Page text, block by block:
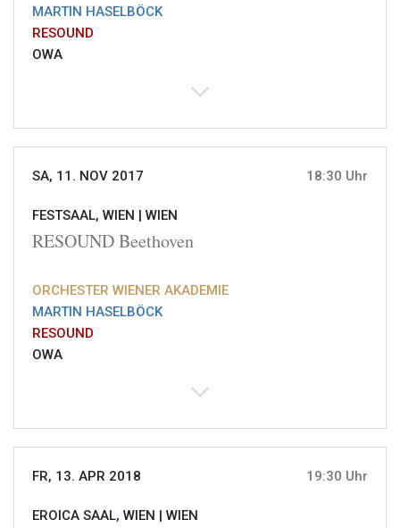
MARTIN HASELBÖCK
RESOUND
OWA
SA, 11. NOV 2017 18:30 Uhr
FESTSAAL, WIEN | WIEN
RESOUND Beethoven
ORCHESTER WIENER AKADEMIE
MARTIN HASELBÖCK
RESOUND
OWA
FR, 13. APR 2018 19:30 Uhr
EROICA SAAL, WIEN | WIEN